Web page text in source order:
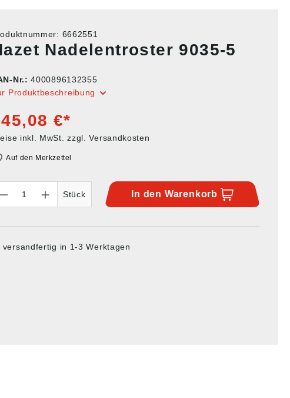
6662551
Nadelentroster 9035-5
Nr.:4000896132355
Produktbeschreibung
€*
inkl. MwSt. zzgl. Versandkosten
Auf den Merkzettel
Stück
In den Warenkorb
versandfertig in 1-3 Werktagen